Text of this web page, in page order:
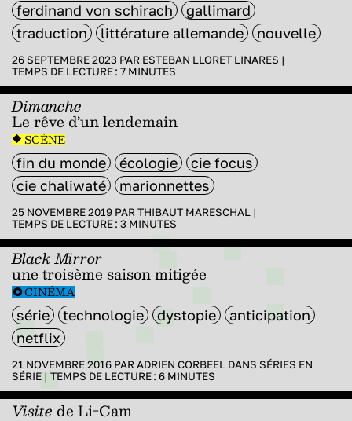
ferdinand von schirach
gallimard
traduction
littérature allemande nouvelle
26 SEPTEMBRE 2023 PAR ESTEBAN LLORET LINARES |
TEMPS DE LECTURE : 7 MINUTES
Dimanche
Le rêve d’un lendemain
SCÈNE
fin du monde écologie
cie focus
cie chaliwaté
marionnettes
25 NOVEMBRE 2019 PARTHIBAUT MARESCHAL |
TEMPS DE LECTURE : 3 MINUTES
Black Mirror
une troisème saison mitigée
CINÉMA
série technologie dystopie
anticipation
netflix
21 NOVEMBRE 2016 PARADRIEN CORBEEL DANS SÉRIES EN
SÉRIE | TEMPS DE LECTURE : 6 MINUTES
Visite de Li-Cam